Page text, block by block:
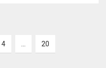
4 20